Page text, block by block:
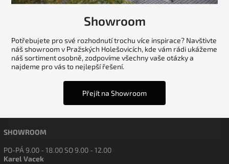
Showroom
Potřebujete pro své rozhodnutí trochu více inspirace? Navštivte
náš showroom v Pražských Holešovicích, kde vám rádi ukážeme
náš sortiment osobně, zodpovíme všechny vaše otázky a
najdeme pro vás to nejlepší řešení.
Přejít na Showroom
SHOWROOM
PO-PÁ 9.00 - 18.00 SO 9.00 - 12.00
Karel Vacek